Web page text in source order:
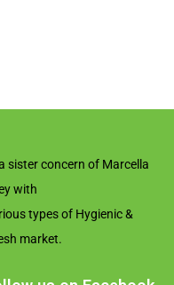
sister concern of Marcella
with
types of Hygienic &
market.